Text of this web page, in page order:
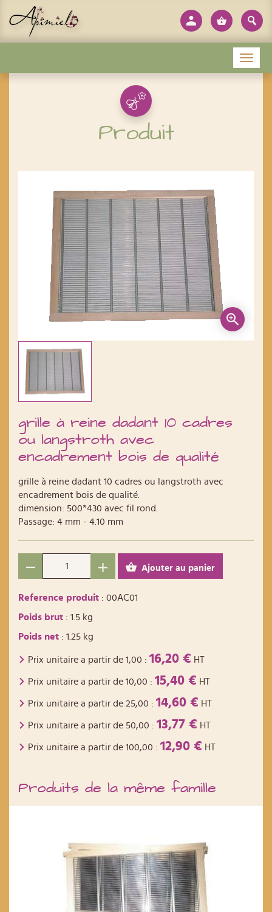
Produit
grille à reine dadant 10 cadres
ou langstroth avec
encadrement bois de qualité
grille à reine dadant 10 cadres ou langstroth avec
encadrement bois de qualité.
dimension: 500*430 avec fil rond.
Passage: 4 mm - 4.10 mm
Ajouter au panier
Reference produit : 00AC01
Poids brut : 1.5 kg
Poids net : 1.25 kg
Prix unitaire a partir de 1,00 : 16,20 € HT
Prix unitaire a partir de 10,00 : 15,40 € HT
Prix unitaire a partir de 25,00 : 14,60 € HT
Prix unitaire a partir de 50,00 : 13,77 € HT
Prix unitaire a partir de 100,00 : 12,90 € HT
Produits de la même famille
Menu
Panneau de gestion des cookies